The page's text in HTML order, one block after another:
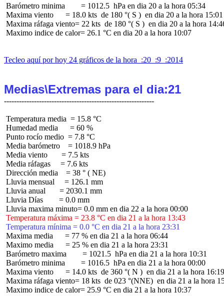
Barómetro minima        = 1012.5  hPa en dia 20 a la hora 05:34
Maxima viento      = 18.0 kts  de 180 °( S )  en dia 20 a la hora 15:01
Maxima ráfaga viento= 22 kts  de 180 °( S )  en dia 20 a la hora
Maximo indice de calor= 26.1 °C en dia 20 a la hora 10:07
Tecleo aquí por hoy 24 gráficos de la hora  :20  :9  :2014
Medias\Extremas para el dia:21
Temperatura media  = 15.8 °C
Humedad media      = 60 %
Punto rocío medio  = 7.8 °C
Media barómetro    = 1018.9 hPa
Media viento       = 7.5 kts
Media ráfagas     = 7.6 kts
Dirección media    = 38 ° ( NE)
Lluvia mensual     = 126.1 mm
Lluvia anual       = 2030.1 mm
Lluvia Días        = 0.0 mm
Temperatura máxima = 23.8 °C en dia 21 a la hora 13:43
Temperatura mínima = 0.0 °C en dia 21 a la hora 23:31
Maxima media      = 77 % en dia 21 a la hora 06:44
Maximo media      = 25 % en dia 21 a la hora 23:31
Barómetro maxima        = 1021.5  hPa en dia 21 a la hora 10:31
Barómetro minima        = 1016.5  hPa en dia 21 a la hora 00:00
Maxima viento      = 14.0 kts  de 360 °( N )  en dia 21 a la hora 16:19
Maxima ráfaga viento= 18 kts  de 023 °(NNE)  en dia 21 a la hora
Maximo indice de calor= 25.9 °C en dia 21 a la hora 10:37